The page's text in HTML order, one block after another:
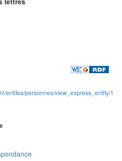
entites/personnes/view_express_entity/1